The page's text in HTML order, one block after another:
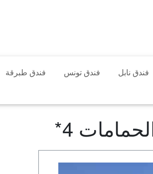
فندق نابل فندق تونس فندق طبرقة